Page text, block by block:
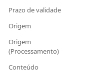
Prazo de validade
Origem
Origem
(Processamento)
Conteúdo